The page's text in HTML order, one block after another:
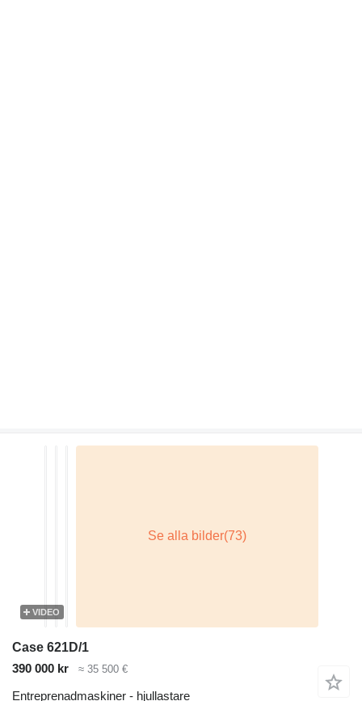
VIDEO
Case 621D/1
390 000 kr
≈ 35 500 €
Entreprenadmaskiner - hjullastare